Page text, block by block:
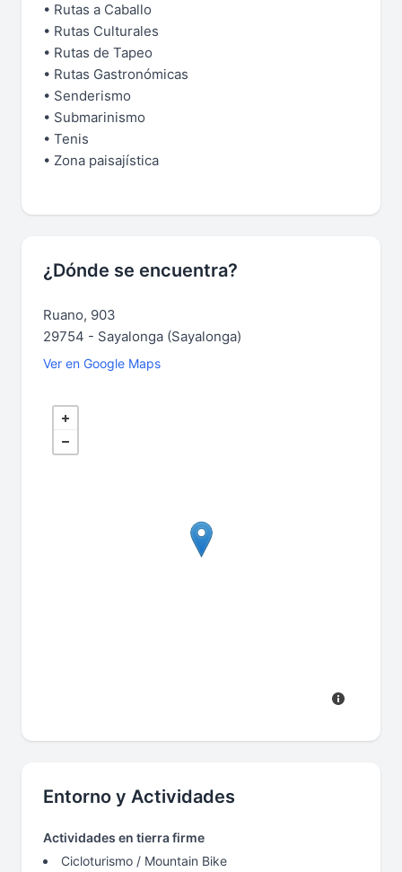
• Rutas a Caballo
• Rutas Culturales
• Rutas de Tapeo
• Rutas Gastronómicas
• Senderismo
• Submarinismo
• Tenis
• Zona paisajística
¿Dónde se encuentra?
Ruano, 903
29754 - Sayalonga (Sayalonga)
Ver en Google Maps
Entorno y Actividades
Actividades en tierra firme
Cicloturismo / Mountain Bike